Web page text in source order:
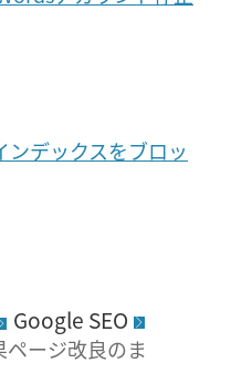
デックスをブロッ
Google SEO
ージ改良のま